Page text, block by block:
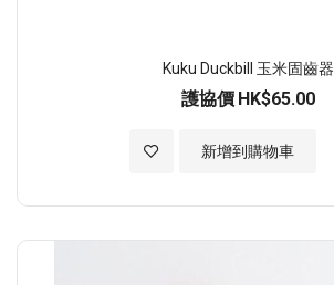
Kuku Duckbill 玉米固齒器
護協價 HK$65.00
新增到購物車
加入至願望清單